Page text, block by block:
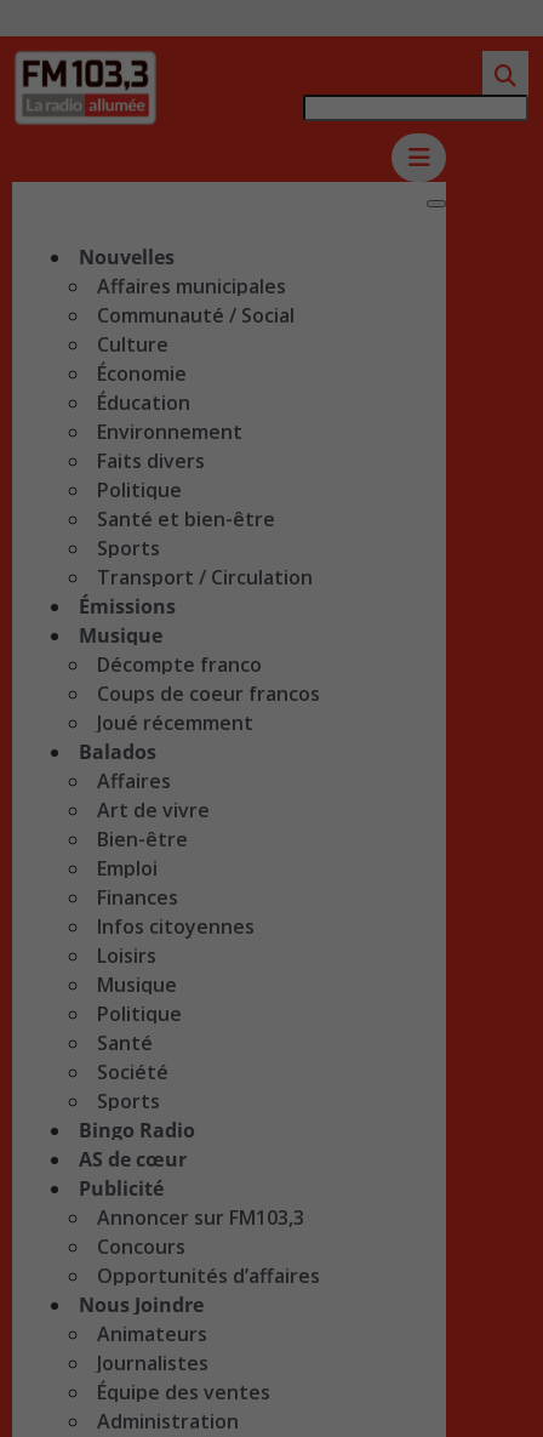
Nouvelles
Affaires municipales
Communauté / Social
Culture
Économie
Éducation
Environnement
Faits divers
Politique
Santé et bien-être
Sports
Transport / Circulation
Émissions
Musique
Décompte franco
Coups de coeur francos
Joué récemment
Balados
Affaires
Art de vivre
Bien-être
Emploi
Finances
Infos citoyennes
Loisirs
Musique
Politique
Santé
Société
Sports
Bingo Radio
AS de cœur
Publicité
Annoncer sur FM103,3
Concours
Opportunités d’affaires
Nous Joindre
Animateurs
Journalistes
Équipe des ventes
Administration